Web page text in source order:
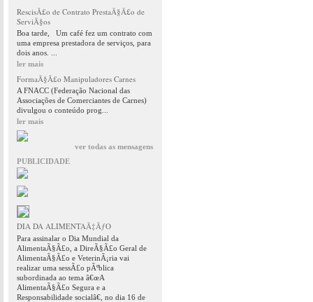
RescisÃ£o de Contrato PrestaÃ§Ã£o de
ServiÃ§os
Boa tarde, Um café fez um contrato com
uma empresa prestadora de serviços, para
dois anos. ...
ler mais
FormaÃ§Ã£o Manipuladores Carnes
A FNACC (Federação Nacional das
Associações de Comerciantes de Carnes)
divulgou o conteúdo prog...
ler mais
ver todas as mensagens
PUBLICIDADE
DIA DA ALIMENTAÃ‡ÃƒO
Para assinalar o Dia Mundial da
AlimentaÃ§Ã£o, a DireÃ§Ã£o Geral de
AlimentaÃ§Ã£o e VeterinÃ¡ria vai
realizar uma sessÃ£o pÃºblica
subordinada ao tema â€œA
AlimentaÃ§Ã£o Segura e a
Responsabilidade socialâ€, no dia 16 de